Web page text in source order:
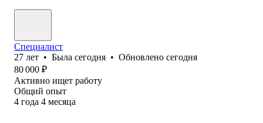
Специалист
27 лет • Была сегодня • Обновлено сегодня
80 000 ₽
Активно ищет работу
Общий опыт
4 года 4 месяца